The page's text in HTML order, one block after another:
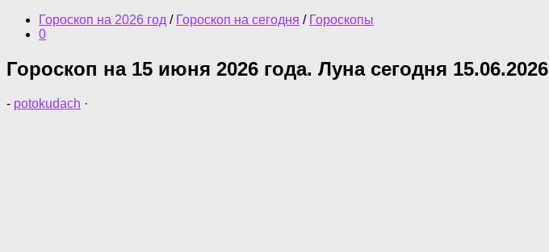
Гороскоп на 2026 год / Гороскоп на сегодня / Гороскопы
0
Гороскоп на 15 июня 2026 года. Луна сегодня 15.06.2026
- potokudach ·